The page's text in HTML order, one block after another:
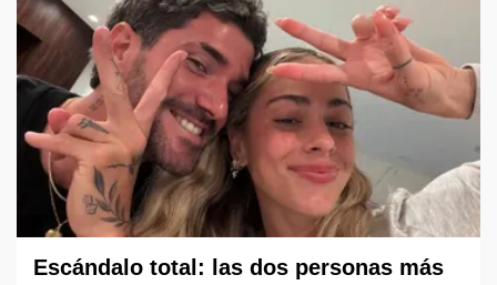
Escándalo total: las dos personas más